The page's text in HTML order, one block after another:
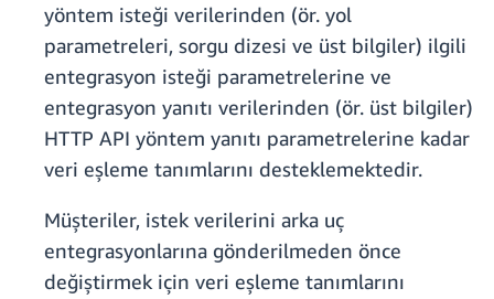
yöntem isteği verilerinden (ör. yol
parametreleri, sorgu dizesi ve üst bilgiler) ilgili
entegrasyon isteği parametrelerine ve
entegrasyon yanıtı verilerinden (ör. üst bilgiler)
HTTP API yöntem yanıtı parametrelerine kadar
veri eşleme tanımlarını desteklemektedir.
Müşteriler, istek verilerini arka uç
entegrasyonlarına gönderilmeden önce
değiştirmek için veri eşleme tanımlarını